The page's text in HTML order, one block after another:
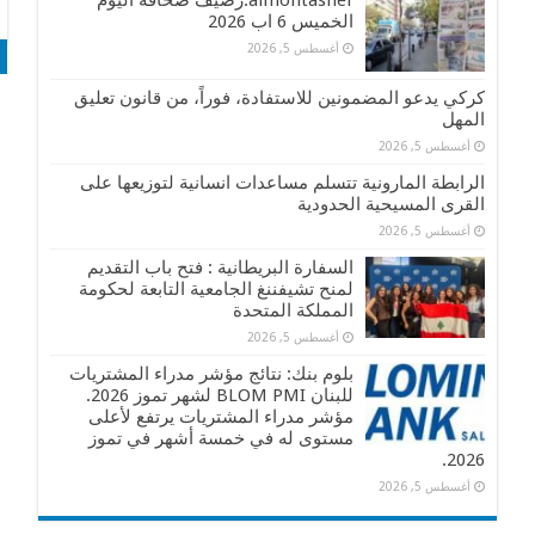
الخميس 6 اب 2026
أغسطس 5, 2026
كركي يدعو المضمونين للاستفادة، فوراً، من قانون تعليق
المهل
أغسطس 5, 2026
الرابطة المارونية تتسلم مساعدات انسانية لتوزيعها على
القرى المسيحية الحدودية
أغسطس 5, 2026
السفارة البريطانية : فتح باب التقديم
لمنح تشيفننغ الجامعية التابعة لحكومة
المملكة المتحدة
أغسطس 5, 2026
بلوم بنك: نتائج مؤشر مدراء المشتريات
للبنان BLOM PMI لشهر تموز 2026.
مؤشر مدراء المشتريات يرتفع لأعلى
مستوى له في خمسة أشهر في تموز
2026.
أغسطس 5, 2026